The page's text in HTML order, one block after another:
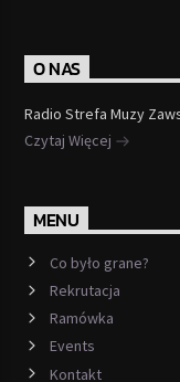
O NAS
Radio Strefa Muzy
Czytaj Więcej
MENU
Co było grane?
Rekrutacja
Ramówka
Events
Kontakt